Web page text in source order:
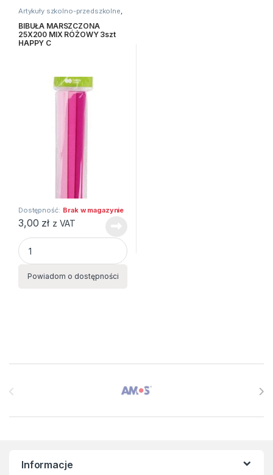
Artykuły szkolno-przedszkolne,
plastyczne
BIBUŁA MARSZCZONA
25X200 MIX RÓŻOWY 3szt
HAPPY C
Dostępność: Brak w magazynie
3,00 zł z VAT
BIBUŁA MARSZCZONA 25X200 MIX RÓŻOWY 3szt HAPPY
Powiadom o dostępności
Informacje